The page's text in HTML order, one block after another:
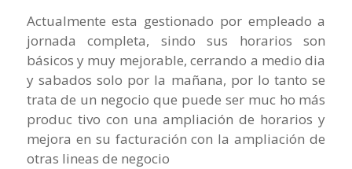
Actualmente esta gestionado por empleado a
jornada completa, sindo sus horarios son
básicos y muy mejorable, cerrando a medio dia
y sabados solo por la mañana, por lo tanto se
trata de un negocio que puede ser muc ho más
produc tivo con una ampliación de horarios y
mejora en su facturación con la ampliación de
otras lineas de negocio